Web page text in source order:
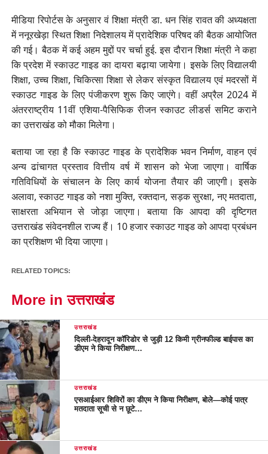
मीडिया रिपोर्टस के अनुसार वं शिक्षा मंत्री डा. धन सिंह रावत की अध्यक्षता
में ननूरखेड़ा स्थित शिक्षा निदेशालय में प्रादेशिक परिषद की बैठक आयोजित
की गई। बैठक में कई अहम मुद्दों पर चर्चा हुई. इस दौरान शिक्षा मंत्री ने कहा
कि प्रदेश में स्काउट गाइड का दायरा बढ़ाया जायेगा। इसके लिए विद्यालयी
शिक्षा, उच्च शिक्षा, चिकित्सा शिक्षा से लेकर संस्कृत विद्यालय एवं मदरसों में
स्काउट गाइड के लिए पंजीकरण शुरू किए जाएंगे। वहीं अप्रैल 2024 में
अंतरराष्ट्रीय 11वीं एशिया-पैसिफिक रीजन स्काउट लीडर्स समिट कराने
का उत्तराखंड को मौका मिलेगा।
बताया जा रहा है कि स्काउट गाइड के प्रादेशिक भवन निर्माण, वाहन एवं
अन्य ढांचागत प्रस्ताव वित्तीय वर्ष में शासन को भेजा जाएगा। वार्षिक
गतिविधियों के संचालन के लिए कार्य योजना तैयार की जाएगी। इसके
अलावा, स्काउट गाइड को नशा मुक्ति, रक्तदान, सड़क सुरक्षा, नए मतदाता,
साक्षरता अभियान से जोड़ा जाएगा। बताया कि आपदा की दृष्टिगत
उत्तराखंड संवेदनशील राज्य हैं। 10 हजार स्काउट गाइड को आपदा प्रबंधन
का प्रशिक्षण भी दिया जाएगा।
RELATED TOPICS:
More in उत्तराखंड
उत्तराखंड
दिल्ली-देहरादून कॉरिडोर से जुड़ी 12 किमी ग्रीनफील्ड बाईपास का
डीएम ने किया निरीक्षण…
उत्तराखंड
एसआईआर शिविरों का डीएम ने किया निरीक्षण, बोले—कोई पात्र
मतदाता सूची से न छूटे…
उत्तराखंड